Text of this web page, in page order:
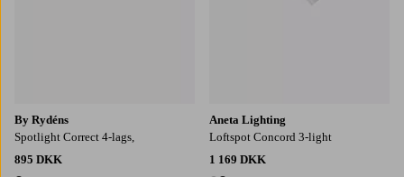
By Rydéns
Spotlight Correct 4-lags,
895 DKK
Aneta Lighting
Loftspot Concord 3-light
1 169 DKK